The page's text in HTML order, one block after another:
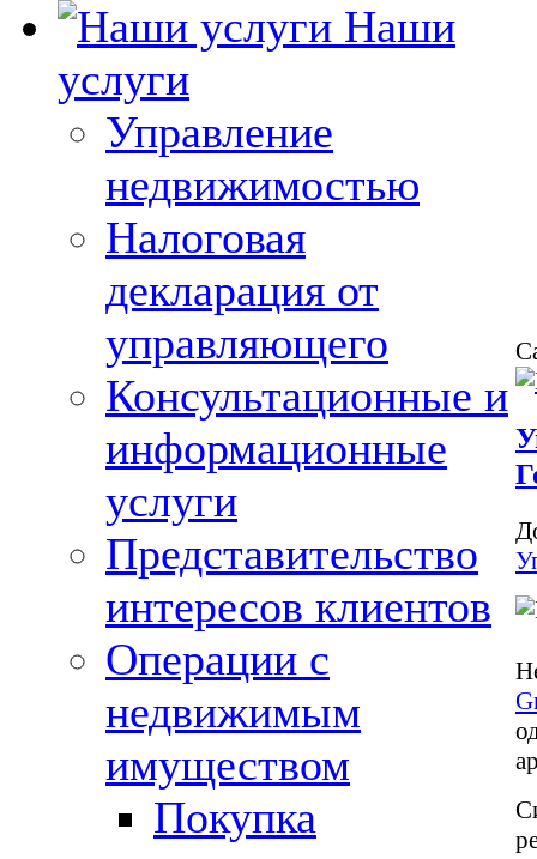
Наши
услуги
Управление
недвижимостью
Налоговая
декларация от
управляющего
Консультационные и
информационные
услуги
Представительство
интересов клиентов
Операции с
недвижимым
имуществом
Покупка